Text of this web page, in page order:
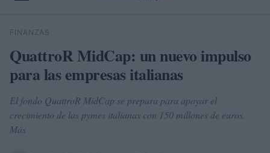
Buscar
FINANZAS
QuattroR MidCap: un nuevo impulso
para las empresas italianas
El fondo QuattroR MidCap se prepara para apoyar el
crecimiento de las pymes italianas con 150 millones de euros.
Más